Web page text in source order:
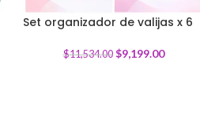
Set organizador de valijas x 6
$11,534.00 $9,199.00